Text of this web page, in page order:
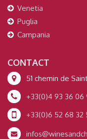
Venetia
Puglia
Campania
CONTACT
51 chemin de
+33(0)4 93 36 06
+33(0)6 52 68 32